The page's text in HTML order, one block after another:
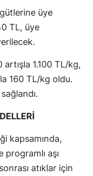
üye
TL, üye
1.100 TL/kg,
160 TL/kg oldu.
kapsamında,
programlı aşı
atıklar için